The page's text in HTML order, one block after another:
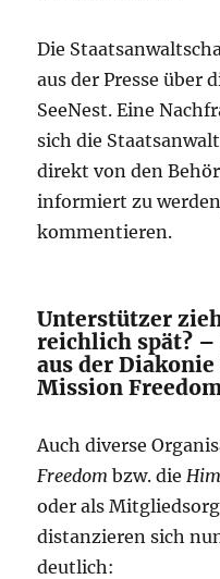
Die
aus der Presse über
SeeNest. Eine
sich die
direkt von den
informiert zu
kommentieren.
Unterstützer
reichlich spät? –
aus der
Mission
Auch diverse
Freedom bzw. die
oder als
distanzieren sich
deutlich: